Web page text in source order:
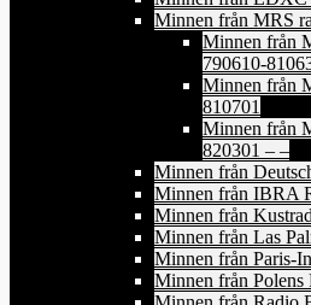
Minnen från MRS
Minnen från
790610-
Minnen från
810701
Minnen från
820301 – –
Minnen från
Minnen från IBRA
Minnen från
Minnen från Las
Minnen från Paris-
Minnen från Polens